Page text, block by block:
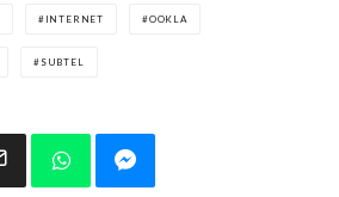
INTERNET OOKLA
SUBTEL